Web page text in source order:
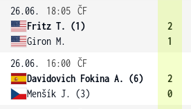
26.06. 18:05 ČF
Fritz T. (1)
Giron M.
2
1
26.06.
16:00 ČF
Davidovich Fokina A. (6)
Menšík J. (3)
2
0